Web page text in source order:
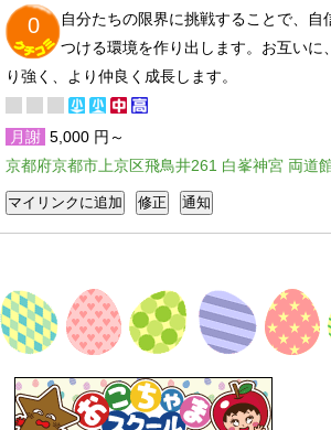
0
自分たちの限界に挑戦することで、自
つける環境を作り出します。お互いに
り強く、より仲良く成長します。
月謝 5,000 円～
京都府京都市上京区飛鳥井261 白峯神宮 両道